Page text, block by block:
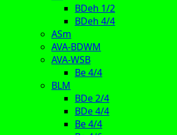
BDeh 1/2
BDeh 4/4
ASm
AVA-BDWM
AVA-WSB
Be 4/4
BLM
BDe 2/4
BDe 4/4
Be 4/4